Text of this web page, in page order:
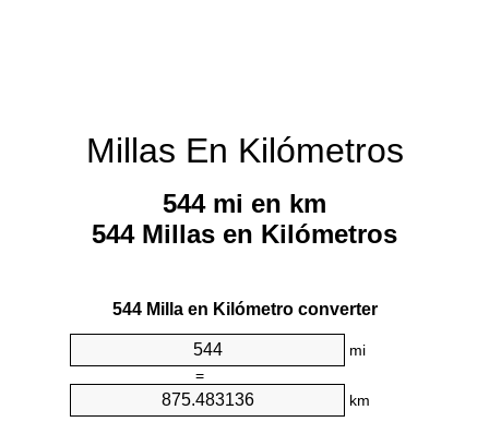
Millas En Kilómetros
544 mi en km
544 Millas en Kilómetros
544 Milla en Kilómetro converter
mi
=
km